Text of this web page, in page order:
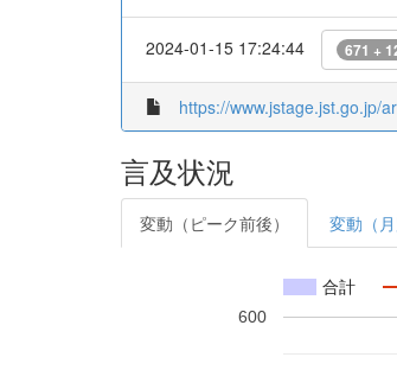
2024-01-15 17:24:44 671 +
https://www.jstage.jst.go.jp/
言及状況
変動（ピーク前後） 変動（月
合計
600